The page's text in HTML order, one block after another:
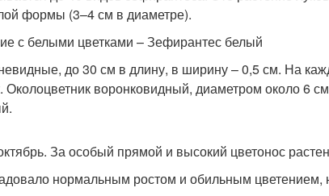
формы (3–4 см в диаметре).
с белыми цветками – Зефирантес белый
до 30 см в длину, в ширину – 0,5 см. На
Околоцветник воронковидный, диаметром около 6
За особый прямой и высокий цветонос
нормальным ростом и обильным цветением,